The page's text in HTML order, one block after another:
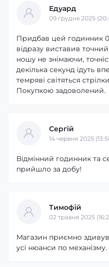
Едуард
09 грудня 2025
Придбав цей годинник
відразу виставив
ношу не знімаючи,
декілька секунд ідуть
темряві світяться
Покупкою задоволений.
Сергій
14 червня 2025
Відмінний годинник та
прийшло за добу!
Тимофій
02 травня 2025
Магазин приємно
усі нюанси по механізму.